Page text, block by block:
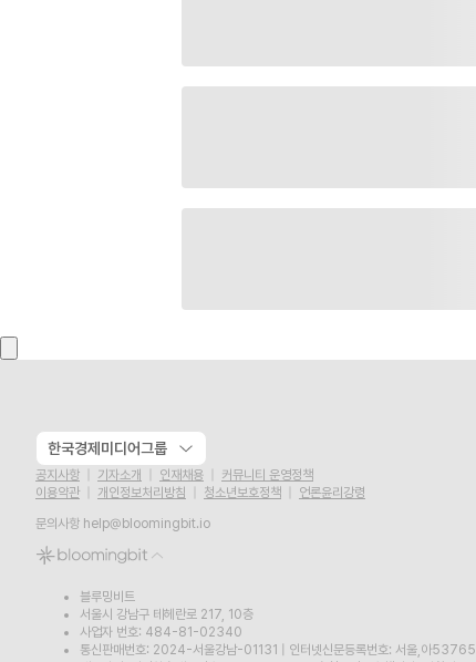
한국경제미디어그룹
공지사항 기자소개 인재채용
커뮤니티 운영정책
이용약관
개인정보처리방침 청소년보호정책
언론윤리강령
문의사항 help@bloomingbit.io
블루밍비트
서울시 강남구 테헤란로 217, 10층
사업자 번호: 484-81-02340
통신판매번호: 2024-서울강남-01131
인터넷신문등록번호: 서울,아53765